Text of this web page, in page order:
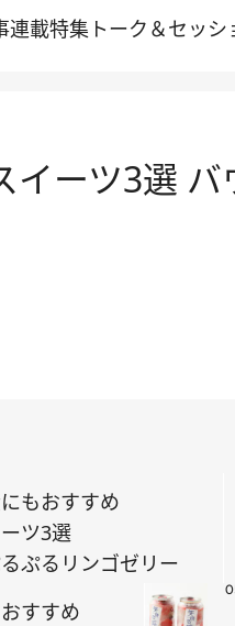
連載特集 トーク＆セッシ
イーツ3選
もおすすめ
ツ3選
ぷるリンゴゼリー
すすめ